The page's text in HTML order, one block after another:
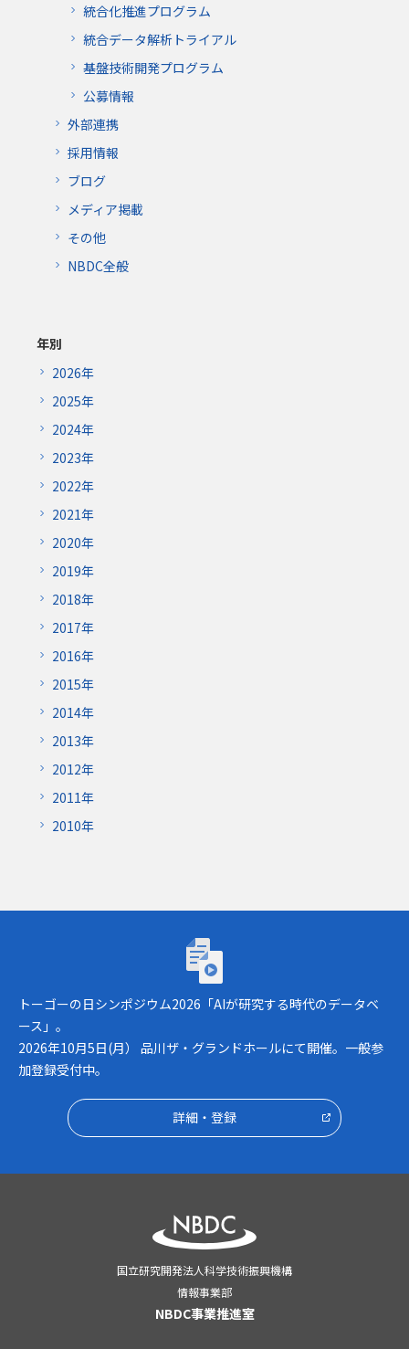
統合化推進プログラム
統合データ解析トライアル
基盤技術開発プログラム
公募情報
外部連携
採用情報
ブログ
メディア掲載
その他
NBDC全般
年別
2026年
2025年
2024年
2023年
2022年
2021年
2020年
2019年
2018年
2017年
2016年
2015年
2014年
2013年
2012年
2011年
2010年
トーゴーの日シンポジウム2026「AIが研究
トーゴーの日シンポジウム2026「AIが研究する時代のデータベ
ース」。
2026年10月5日(月） 品川ザ・グランドホールにて開催。一般参
加登録受付中。
詳細・登録
国立研究開発法人科学技術振興機構
情報事業部
NBDC事業推進室